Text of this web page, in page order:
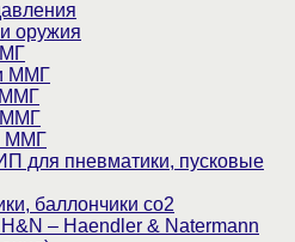
оружия
ММГ
ММГ
ММГ
для пневматики, пусковые
баллончики со2
– Haendler & Natermann